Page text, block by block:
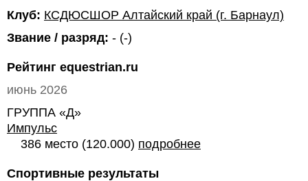
Клуб: КСДЮСШОР Алтайский край (г. Барнаул)
Звание / разряд: - (-)
Рейтинг equestrian.ru
июнь 2026
ГРУППА «Д»
Импульс
386 место (120.000) подробнее
Спортивные результаты